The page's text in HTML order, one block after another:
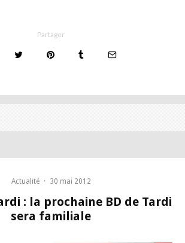
Partager
Actualité · 30 mai 2012
: la prochaine BD de Tardi
sera familiale